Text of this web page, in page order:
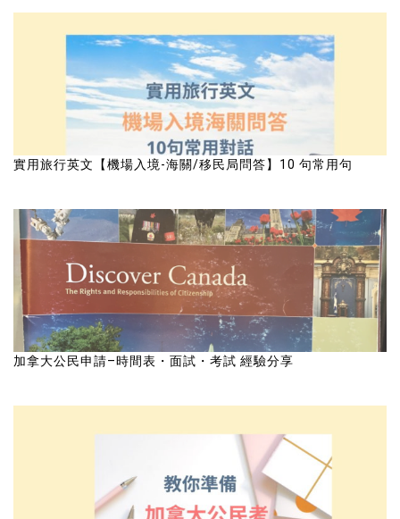
實用旅行英文【機場入境-海關/移民局問答】10 句常用句
加拿大公民申請–時間表・面試・考試 經驗分享